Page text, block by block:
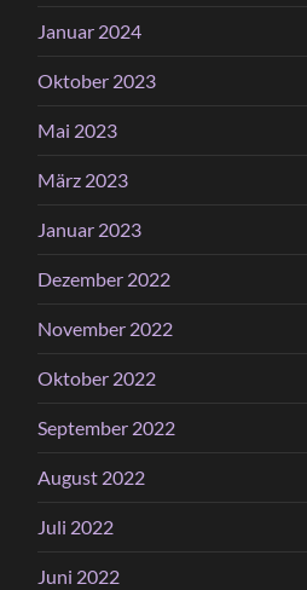
Januar 2024
Oktober 2023
Mai 2023
März 2023
Januar 2023
Dezember 2022
November 2022
Oktober 2022
September 2022
August 2022
Juli 2022
Juni 2022